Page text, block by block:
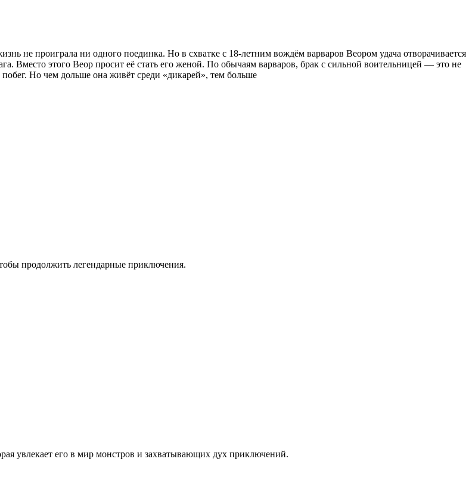
не проиграла ни одного поединка. Но в схватке с 18-летним вождём варваров Веором удача отворачивается
Вместо этого Веор просит её стать его женой. По обычаям варваров, брак с сильной воительницей — это не
побег. Но чем дольше она живёт среди «дикарей», тем больше
продолжить легендарные приключения.
увлекает его в мир монстров и захватывающих дух приключений.